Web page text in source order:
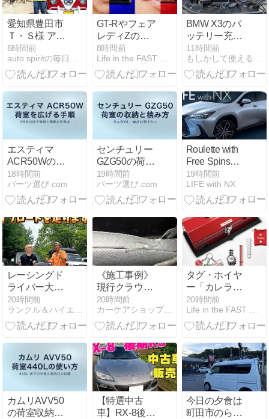
愛知県豊田市
Ｔ・Ｓ様 アー
リーのご来店
納車有難うご
ざいました！
6時間前
auto spiritの毎日コツコツ日記
GT-Rやフェア
レディZのフ
ロントグリル
を歯に装着？
ニスモが英ジ
ボ、前代未聞
の「グリル
ョンを発表
8時間前
Life in the FAST LANE.
BMW X3のバ
ッテリー充電
｜10A充電器
で12.6Vまで
回復
11時間前
もしかして使える情報集め
エスティマ
ACR50Wの荷
室収納 3列目
床下格納の手
順
18時間前
パーツ選び.com
センチュリー
GZG50の荷室
収納 約500Lの
積み方
19時間前
パーツ選び.com
Roulette with
Free Spins
USA Low
Volatility: An
Expert Review
19時間前
LIFE with NX
レーシングド
ライバー大湯
都史樹さんラ
ンクル70でオ
フロード初挑
フィールド
20時間前
ランクル＆ハイエース専門店 ｆｌｅｘｄｒｅａｍ
《施工事例》
現行クラウン-
シート破れリ
ペア
20時間前
カーケアショップのトータルリペア・アイテック
タグ・ホイヤ
ー「カレラ×
チーム イクザ
ワ」が240本
のみ限定にて
ィレクション
はあのバンフ
ォード、モー
タースポーツ
の美学をまと
う注目の1本
20時間前
Life in the FAST LANE.
カムリAVV50
の荷室収納
【特選中古
車】RX-8後期
今日の夕食は
町田市のらー